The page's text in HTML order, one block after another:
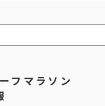
フマラソン